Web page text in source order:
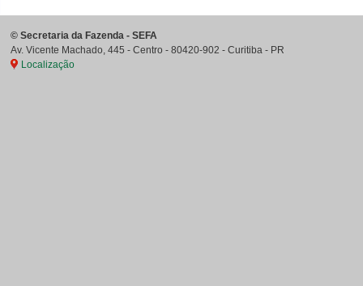
© Secretaria da Fazenda - SEFA
Av. Vicente Machado, 445 - Centro - 80420-902 - Curitiba - PR
Localização